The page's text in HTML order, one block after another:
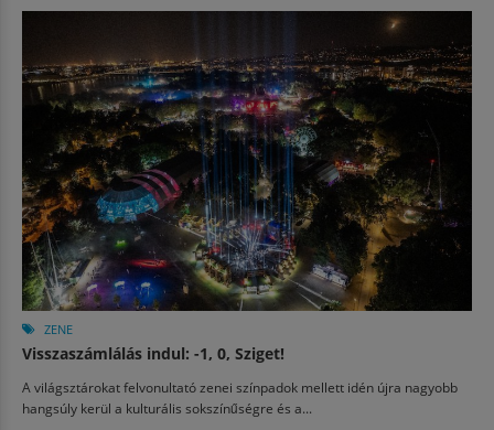
ZENE
Visszaszámlálás indul: -1, 0, Sziget!
A világsztárokat felvonultató zenei színpadok mellett idén újra nagyobb
hangsúly kerül a kulturális sokszínűségre és a...